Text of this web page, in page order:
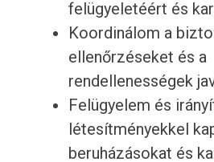
felügyeletéért és
Koordinálom a
ellenőrzéseket és a
rendellenességek
Felügyelem és
létesítményekkel
beruházásokat és